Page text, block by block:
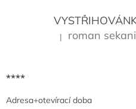
Hodnocení produktu
| roman
****
Adresa+otevírací doba